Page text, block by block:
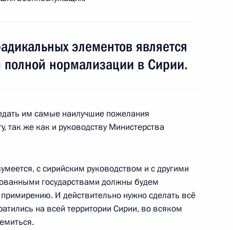
предыдущие материалы
Морского Флота
Официальные
Правовая и
элементов является
нормализации в Сирии.
им самые наилучшие пожелания
так же как и руководству Министерства
с сирийским руководством и с другими
государствами должны будем
И действительно нужно сделать всё
на всей территории Сирии, во всяком